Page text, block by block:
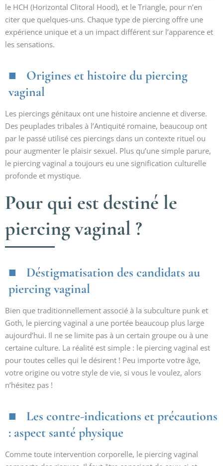
le HCH (Horizontal Clitoral Hood), et le Triangle, pour n’en
citer que quelques-uns. Chaque type de piercing offre une
expérience unique et a un impact différent sur l’apparence et
les sensations.
Origines et histoire du piercing
vaginal
Les piercings génitaux ont une histoire ancienne et diverse.
Des peuplades tribales à l’Antiquité romaine, beaucoup ont
par le passé utilisé ces piercings dans un contexte rituel ou
pour augmenter le plaisir sexuel. Plus qu’une simple parure,
le piercing vaginal a toujours eu une signification culturelle
profonde et mystique.
Pour qui est destiné le
piercing vaginal ?
Déstigmatisation des candidats au
piercing vaginal
Bien que traditionnellement associé à la subculture punk et
Goth, le piercing vaginal a une portée beaucoup plus large
aujourd’hui. Il ne se limite pas à un certain groupe ou à une
certaine culture. La réalité est simple : le piercing vaginal est
pour toutes celles qui le désirent ! Peu importe votre âge,
votre origine ou votre style de vie, si vous le voulez, alors
n’hésitez pas !
Les contre-indications et précautions
: aspect santé physique
Comme toute intervention corporelle, le piercing vaginal